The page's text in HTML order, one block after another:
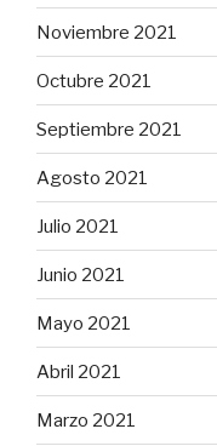
Noviembre 2021
Octubre 2021
Septiembre 2021
Agosto 2021
Julio 2021
Junio 2021
Mayo 2021
Abril 2021
Marzo 2021